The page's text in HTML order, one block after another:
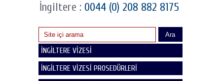
İngiltere : 0044 (0) 208 882 8175
Ara
İNGİLTERE VİZESİ
İNGİLTERE VİZESİ PROSEDÜRLERİ